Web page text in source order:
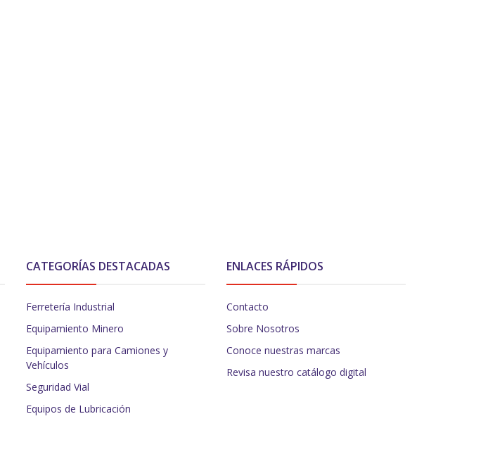
CATEGORÍAS DESTACADAS
Ferretería Industrial
Equipamiento Minero
Equipamiento para Camiones y
Vehículos
Seguridad Vial
Equipos de Lubricación
ENLACES RÁPIDOS
Contacto
Sobre Nosotros
Conoce nuestras marcas
Revisa nuestro catálogo digital